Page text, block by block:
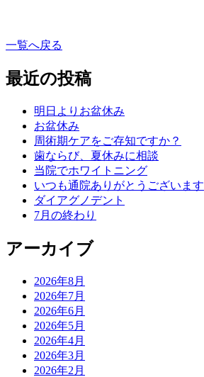
一覧へ戻る
最近の投稿
明日よりお盆休み
お盆休み
周術期ケアをご存知ですか？
歯ならび、夏休みに相談
当院でホワイトニング
いつも通院ありがとうございます
ダイアグノデント
7月の終わり
アーカイブ
2026年8月
2026年7月
2026年6月
2026年5月
2026年4月
2026年3月
2026年2月